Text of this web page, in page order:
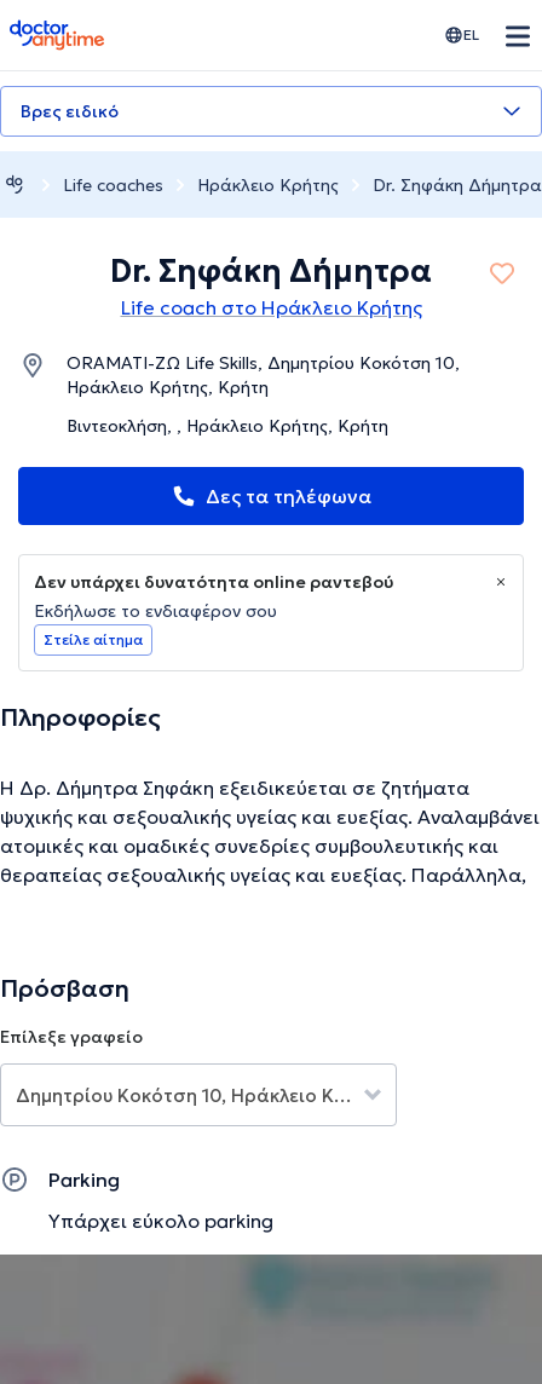
doctoranytime EL
Βρες ειδικό
Life coaches Ηράκλειο Κρήτης Dr. Σηφάκη Δήμητρα
Dr. Σηφάκη Δήμητρα
Life coach στο Ηράκλειο Κρήτης
ORAMATI-ZΩ Life Skills, Δημητρίου Κοκότση 10,
Ηράκλειο Κρήτης, Κρήτη
Βιντεοκλήση, , Ηράκλειο Κρήτης, Κρήτη
Δες τα τηλέφωνα
Δεν υπάρχει δυνατότητα online ραντεβού
Εκδήλωσε το ενδιαφέρον σου
Στείλε αίτημα
Πληροφορίες
H Δρ. Δήμητρα Σηφάκη εξειδικεύεται σε ζητήματα
ψυχικής και σεξουαλικής υγείας και ευεξίας. Αναλαμβάνει
ατομικές και ομαδικές συνεδρίες συμβουλευτικής και
θεραπείας σεξουαλικής υγείας και ευεξίας. Παράλληλα,
σεξουαλική υγεία και ευεξία, μπορείτε να διαλέξετε
Συμβουλευτική Coaching & Consulting - Θεραπευτικές
προστασίας, ενίσχυσης της αυτοπεποίθησης, αποδοχής
οικοδόμηση δεξιοτήτων επικοινωνίας, εξερεύνηση
σεξουαλικής ευχαρίστησης και βελτιστοποίηση
απόλαυσης, αντιμετώπιση σεξουαλικών ανησυχιών όπως
άγχος απόδοσης, χαμηλή λίμπιντο ή σεξουαλική
παρακολουθήσετε το PODCAST της "Sexual Health Lab με
Academy & το ORAMATI-ZΩ. Θα το βρειτε διαθέσιμο
Πρόσβαση
Επίλεξε γραφείο
Parking
Υπάρχει εύκολο parking